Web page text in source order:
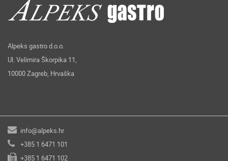
Alpeks gastro d.o.o.
Ul. Velimira Škorpika 11,
10000 Zagreb, Hrvaška
info@alpeks.hr
+385 1 6471 101
+385 1 6471 102